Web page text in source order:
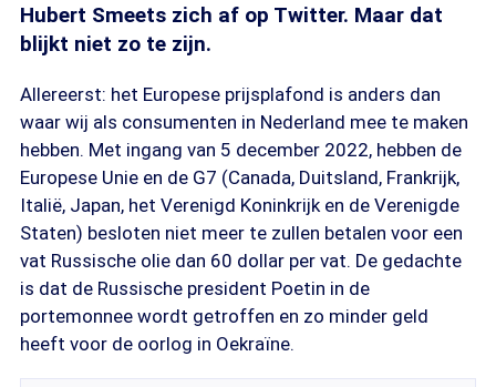
Hubert Smeets zich af op Twitter. Maar dat
blijkt niet zo te zijn.
Allereerst: het Europese prijsplafond is anders dan
waar wij als consumenten in Nederland mee te maken
hebben. Met ingang van 5 december 2022, hebben de
Europese Unie en de G7 (Canada, Duitsland, Frankrijk,
Italië, Japan, het Verenigd Koninkrijk en de Verenigde
Staten) besloten niet meer te zullen betalen voor een
vat Russische olie dan 60 dollar per vat. De gedachte
is dat de Russische president Poetin in de
portemonnee wordt getroffen en zo minder geld
heeft voor de oorlog in Oekraïne.